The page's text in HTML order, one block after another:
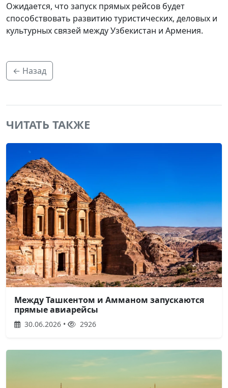
Ожидается, что запуск прямых рейсов будет
способствовать развитию туристических, деловых и
культурных связей между Узбекистан и Армения.
← Назад
ЧИТАТЬ ТАКЖЕ
Между Ташкентом и Амманом запускаются
прямые авиарейсы
30.06.2026 • 2926